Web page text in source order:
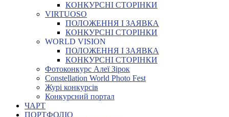
КОНКУРСНІ СТОРІНКИ
VIRTUOSO
ПОЛОЖЕННЯ І ЗАЯВКА
КОНКУРСНІ СТОРІНКИ
WORLD VISION
ПОЛОЖЕННЯ І ЗАЯВКА
КОНКУРСНІ СТОРІНКИ
Фотоконкурс Алеї Зірок
Constellation World Photo Fest
Журі конкурсів
Конкурсний портал
ЧАРТ
ПОРТФОЛІО